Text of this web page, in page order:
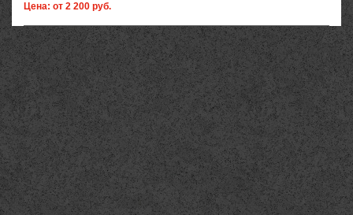
Цена: от 2 200 руб.